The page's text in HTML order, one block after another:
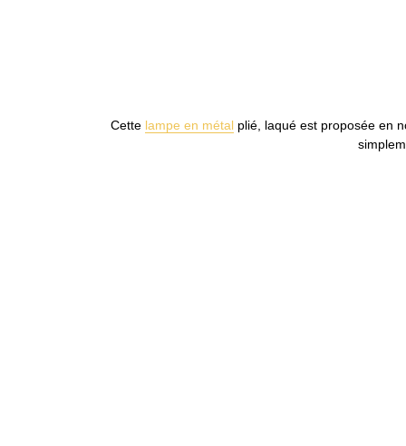
Cette lampe en métalplié, laqué est proposée en